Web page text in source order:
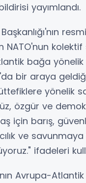
yayımlandı.
NATO'nun
bağa yönelik
bir araya
yönelik
özgür ve
için barış,
ve
ifadeleri
Avrupa-